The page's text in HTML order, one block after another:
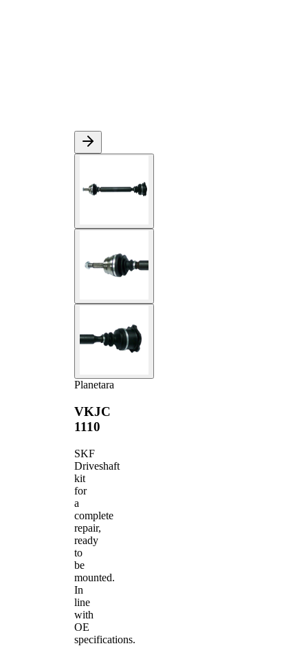
Planetara
VKJC
1110
SKF
Driveshaft
kit
for
a
complete
repair,
ready
to
be
mounted.
In
line
with
OE
specifications.